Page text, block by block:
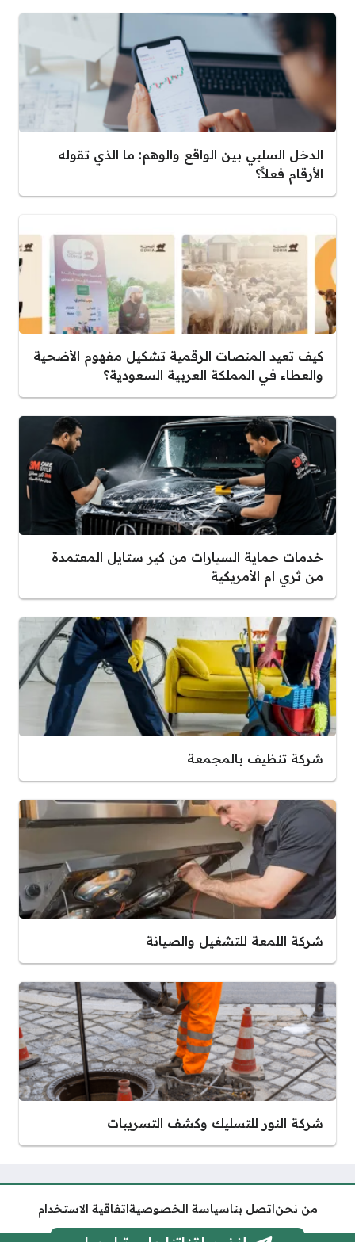
الدخل السلبي بين الواقع والوهم: ما الذي تقوله
الأرقام فعلاً؟
كيف تعيد المنصات الرقمية تشكيل مفهوم الأضحية
والعطاء في المملكة العربية السعودية؟
خدمات حماية السيارات من كير ستايل المعتمدة
من ثري ام الأمريكية
شركة تنظيف بالمجمعة
شركة اللمعة للتشغيل والصيانة
شركة النور للتسليك وكشف التسريبات
من نحناتصل بناسياسة الخصوصيةاتفاقية الاستخدام